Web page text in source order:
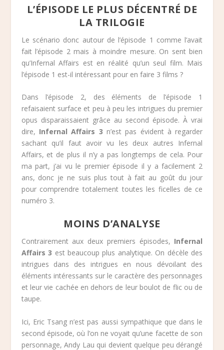
L’ÉPISODE LE PLUS DÉCENTRÉ DE
LA TRILOGIE
Le scénario donc autour de l’épisode 1 comme l’avait
fait l’épisode 2 mais à moindre mesure. On sent bien
qu’Infernal Affairs est en réalité qu’un seul film. Mais
l’épisode 1 est-il intéressant pour en faire 3 films ?
Dans l’épisode 2, des éléments de l’épisode 1
refaisaient surface et peu à peu les intrigues du premier
opus disparaissaient grâce au second épisode. À vrai
dire, Infernal Affairs 3 n’est pas évident à regarder
sachant qu’il faut avoir vu les deux autres Infernal
Affairs, et de plus il n’y a pas longtemps de cela. Pour
ma part, j’ai vu le premier épisode il y a facilement 2
ans, donc je ne suis plus tout à fait au goût du jour
pour comprendre totalement toutes les ficelles de ce
numéro 3.
MOINS D’ANALYSE
Contrairement aux deux premiers épisodes, Infernal
Affairs 3 est beaucoup plus analytique. On décèle des
intrigues dans des intrigues en nous dévoilant des
éléments intéressants sur le caractère des personnages
et leur vie cachée en dehors de leur boulot de flic ou de
taupe.
Ici, Eric Tsang n’est pas aussi sympathique que dans le
second épisode, où l’on ne voyait qu’une facette de son
personnage, Andy Lau qui devient quelque peu dérangé